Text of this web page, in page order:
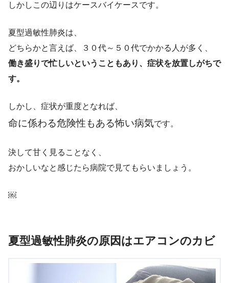
しかしこの辺りはケースバイケースです。
夏型過敏性肺炎は、
どちらかと言えば、３０代～５０代でかかる人が多く、
働き盛りで忙しいということもあり、症状を放置しがちで
す。
しかし、症状が重度となれば、
命に係わる危険性もある怖い病気です。
決して甘く見ることなく、
おかしいなと感じたら病院で見てもらいましょう。
￼
夏型過敏性肺炎の原因はエアコンのカビ